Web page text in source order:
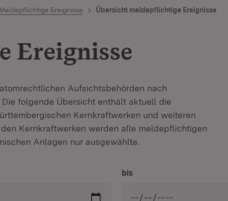
Meldepflichtige Ereignisse Übersicht meldepflichtige Ereignisse
Ereignisse
Aufsichtsbehörden nach
folgende Übersicht enthält aktuell die
Kernkraftwerken und weiteren
Kernkraftwerken werden alle meldepflichtigen
Anlagen nur ausgewählte.
bis